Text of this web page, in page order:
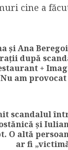
cine a
și Ana
după
+
am
scandalul
și
O altă
ar fi